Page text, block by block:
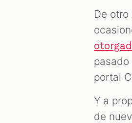
De
portal
Y a
de